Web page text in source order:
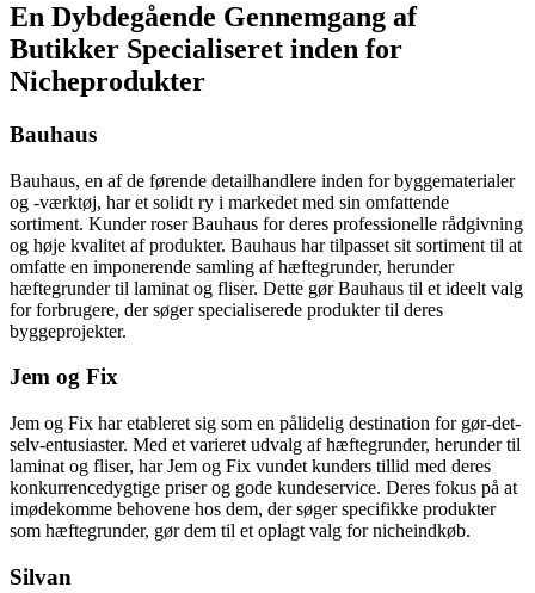
En Dybdegående Gennemgang af
Butikker Specialiseret inden for
Nicheprodukter
Bauhaus
Bauhaus, en af de førende detailhandlere inden for byggematerialer
og -værktøj, har et solidt ry i markedet med sin omfattende
sortiment. Kunder roser Bauhaus for deres professionelle rådgivning
og høje kvalitet af produkter. Bauhaus har tilpasset sit sortiment til at
omfatte en imponerende samling af hæftegrunder, herunder
hæftegrunder til laminat og fliser. Dette gør Bauhaus til et ideelt valg
for forbrugere, der søger specialiserede produkter til deres
byggeprojekter.
Jem og Fix
Jem og Fix har etableret sig som en pålidelig destination for gør-det-
selv-entusiaster. Med et varieret udvalg af hæftegrunder, herunder til
laminat og fliser, har Jem og Fix vundet kunders tillid med deres
konkurrencedygtige priser og gode kundeservice. Deres fokus på at
imødekomme behovene hos dem, der søger specifikke produkter
som hæftegrunder, gør dem til et oplagt valg for nicheindkøb.
Silvan